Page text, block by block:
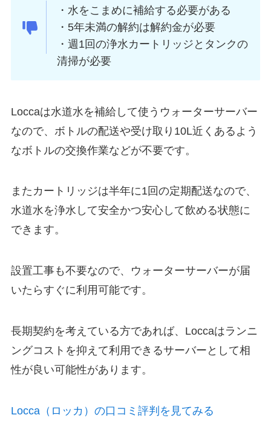
・水をこまめに補給する必要がある
・5年未満の解約は解約金が必要
・週1回の浄水カートリッジとタンクの
清掃が必要
Loccaは水道水を補給して使うウォーターサーバー
なので、ボトルの配送や受け取り10L近くあるよう
なボトルの交換作業などが不要です。
またカートリッジは半年に1回の定期配送なので、
水道水を浄水して安全かつ安心して飲める状態に
できます。
設置工事も不要なので、ウォーターサーバーが届
いたらすぐに利用可能です。
長期契約を考えている方であれば、Loccaはランニ
ングコストを抑えて利用できるサーバーとして相
性が良い可能性があります。
Locca（ロッカ）の口コミ評判を見てみる